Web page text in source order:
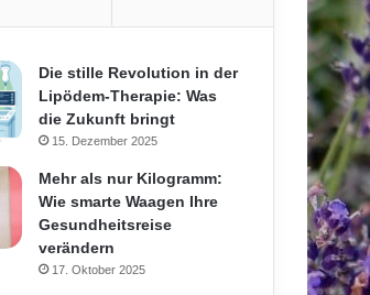
Die stille Revolution in der
Lipödem-Therapie: Was
die Zukunft bringt
15. Dezember 2025
Mehr als nur Kilogramm:
Wie smarte Waagen Ihre
Gesundheitsreise
verändern
17. Oktober 2025